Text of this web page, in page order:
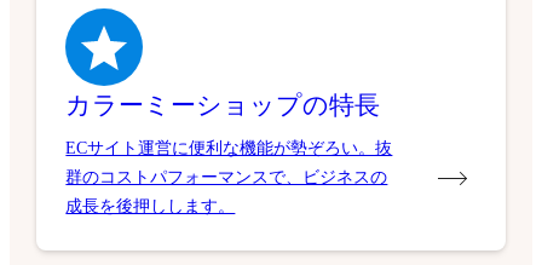
カラーミーショップの特長
ECサイト運営に便利な機能が勢ぞろい。抜
群のコストパフォーマンスで、ビジネスの
成長を後押しします。